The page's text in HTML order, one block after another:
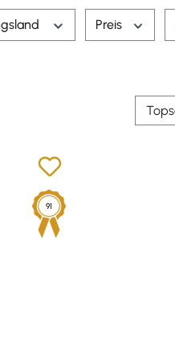
Preis
91